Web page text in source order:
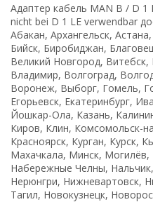
Адаптер кабель MAN B / D
nicht bei D 1 LE verwendbar
Абакан, Архангельск,
Бийск, Биробиджан,
Великий Новгород, Витебск,
Владимир, Волгоград,
Воронеж, Выборг, Гомель,
Егорьевск, Екатеринбург,
Йошкар-Ола, Казань,
Киров, Клин, Комсомольск-
Красноярск, Курган, Курск,
Махачкала, Минск,
Набережные Челны,
Нерюнгри, Нижневартовск,
Тагил, Новокузнецк,